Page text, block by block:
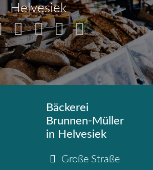
Helvesiek
Bäckerei
Brunnen-Müller
in Helvesiek
Große Straße